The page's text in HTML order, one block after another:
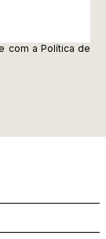
com a Política de